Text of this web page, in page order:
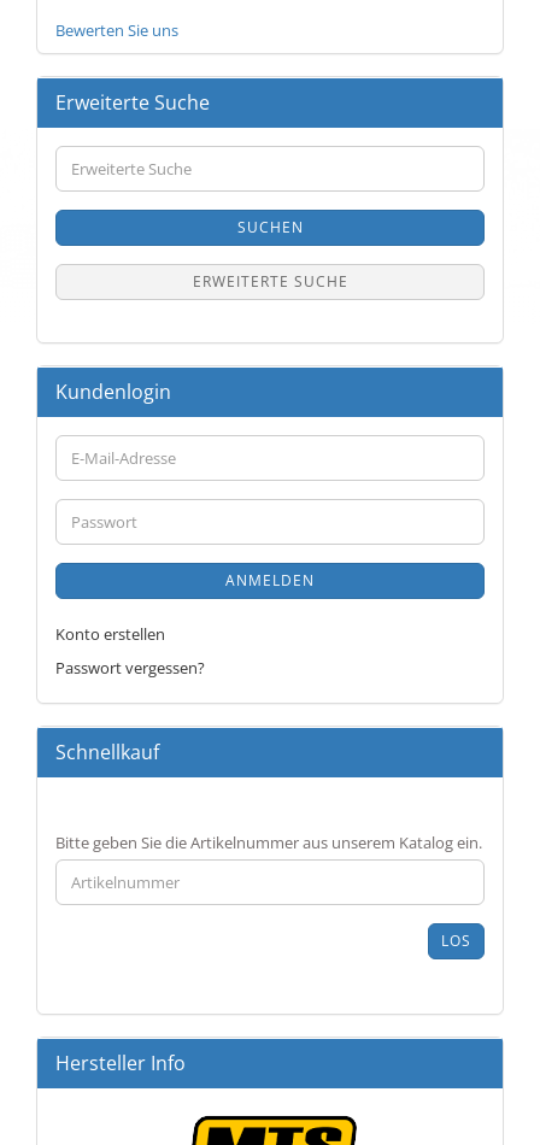
Bewerten Sie uns
Erweiterte Suche
Erweiterte
Suche
SUCHEN
ERWEITERTE SUCHE
Kundenlogin
E-
Mail-
Adresse
Passwort
ANMELDEN
Konto erstellen
Passwort vergessen?
Schnellkauf
BITTE
GEBEN
SIE
DIE
EIN.
Bitte geben Sie die Artikelnummer aus unserem Katalog ein.
LOS
Hersteller Info